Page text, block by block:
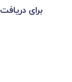
برای